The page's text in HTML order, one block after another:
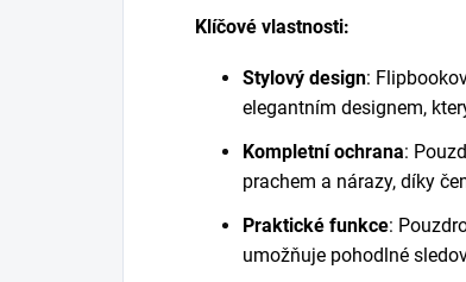
Klíčové vlastnosti:
Stylový design:
elegantním designem,
Kompletní ochrana:
prachem a nárazy, díky
Praktické funkce:
umožňuje pohodlné